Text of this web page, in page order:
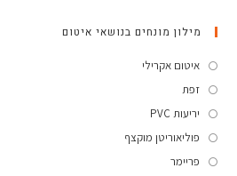
מילון מונחים בנושאי איטום
איטום אקרילי
זפת
יריעות PVC
פוליאוריטן מוקצף
פריימר